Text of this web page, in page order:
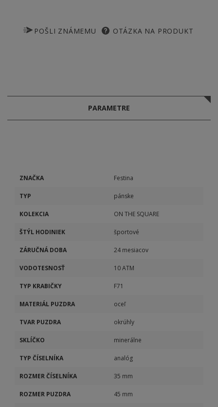
POŠLI ZNÁMEMU OTÁZKA NA PRODUKT
PARAMETRE
ZNAČKA Festina
TYP pánske
KOLEKCIA ON THE SQUARE
ŠTÝL HODINIEK športové
ZÁRUČNÁ DOBA 24 mesiacov
VODOTESNOSŤ 10 ATM
TYP KRABIČKY F71
MATERIÁL PUZDRA oceľ
TVAR PUZDRA okrúhly
SKLÍČKO minerálne
TYP ČÍSELNÍKA analóg
ROZMER ČÍSELNÍKA 35 mm
ROZMER PUZDRA 45 mm